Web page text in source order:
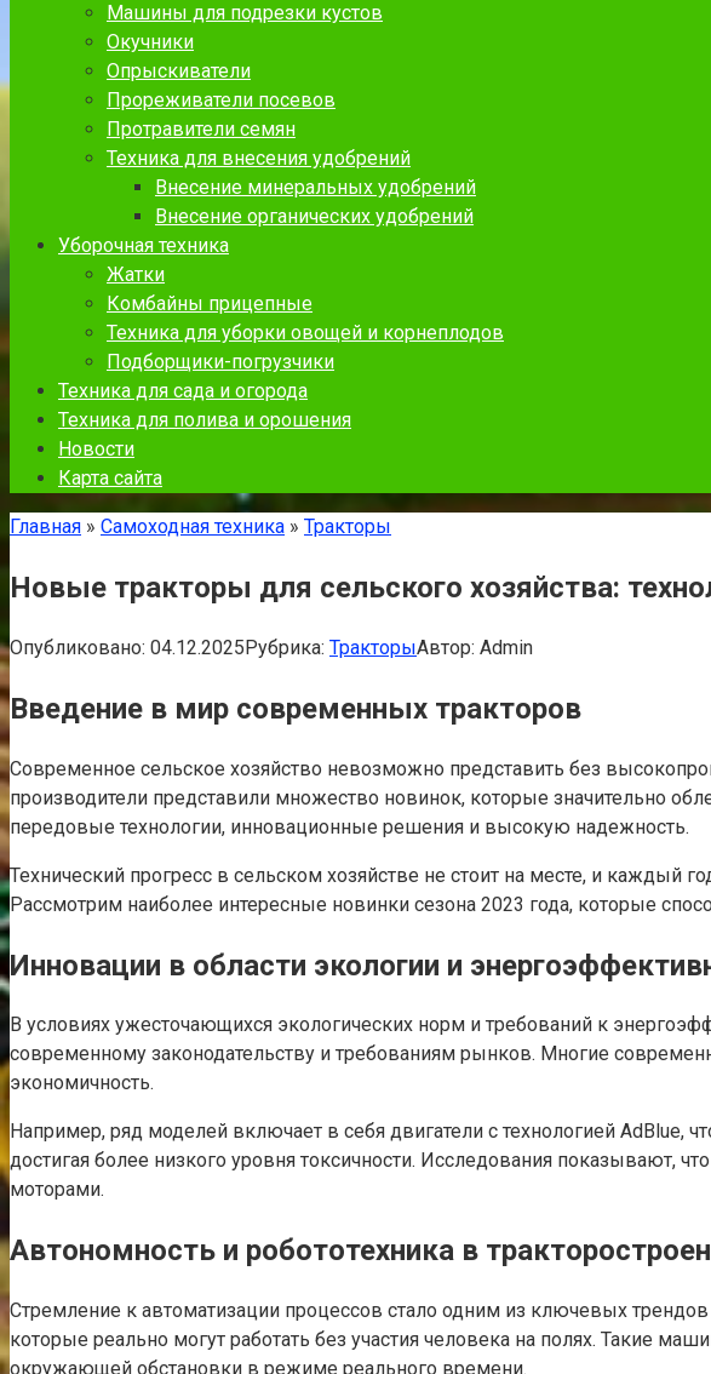
Машины для подрезки кустов
Окучники
Опрыскиватели
Прореживатели посевов
Протравители семян
Техника для внесения удобрений
Внесение минеральных удобрений
Внесение органических удобрений
Уборочная техника
Жатки
Комбайны прицепные
Техника для уборки овощей и корнеплодов
Подборщики-погрузчики
Техника для сада и огорода
Техника для полива и орошения
Новости
Карта сайта
Главная » Самоходная техника » Тракторы
Новые тракторы для сельского хозяйства:
Опубликовано: 04.12.2025Рубрика: ТракторыАвтор: Admin
Введение в мир современных тракторов
Современное сельское хозяйство невозможно представить без
производители представили множество новинок, которые значительно
передовые технологии, инновационные решения и высокую надежность.
Технический прогресс в сельском хозяйстве не стоит на месте, и
Рассмотрим наиболее интересные новинки сезона 2023 года, которые
Инновации в области экологии и
В условиях ужесточающихся экологических норм и требований к
современному законодательству и требованиям рынков. Многие
экономичность.
Например, ряд моделей включает в себя двигатели с технологией AdBlue,
достигая более низкого уровня токсичности. Исследования показывают,
моторами.
Автономность и робототехника в
Стремление к автоматизации процессов стало одним из ключевых
которые реально могут работать без участия человека на полях. Такие
окружающей обстановки в режиме реального времени.